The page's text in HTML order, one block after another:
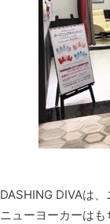
DASHING DIVAは
ニューヨーカーは